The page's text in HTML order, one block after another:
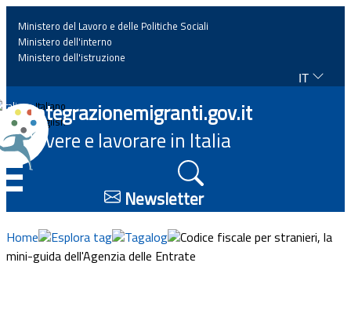
Home
News
Approfondimenti
Eventi
Ministero del Lavoro e delle Politiche Sociali
Ministero dell'interno
Ministero dell'istruzione
IT
Italiano
English
Integrazionemigranti.gov.it
Vivere e lavorare in Italia
Newsletter
Home Esplora tag Tagalog
Codice fiscale per stranieri, la
mini-guida dell'Agenzia delle Entrate